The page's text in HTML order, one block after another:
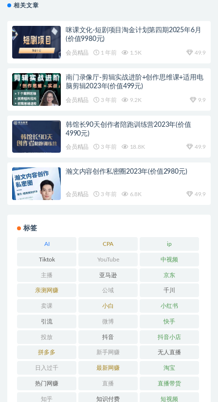
相关文章
咪课文化-短剧项目淘金计划第四期2025年6月
(价值9980元)
会员精品 1 年前 1.5K 49.9
南门录像厅-剪辑实战进阶+创作思维课+适用电
脑剪辑2023年(价值499元)
会员精品 3 年前 9.2K 9.9
韩馆长90天创作者陪跑训练营2023年(价值
4990元)
会员精品 3 年前 18.8K 49.9
瀚文内容创作私密圈2023年(价值2980元)
会员精品 3 年前 6.8K 49.9
标签
AI CPA ip
Tiktok YouTube 中视频
主播 亚马逊 京东
亲测网赚 公域 千川
卖课 小白 小红书
引流 微博 快手
投放 抖音 抖音小店
拼多多 新手网赚 无人直播
日入过千 最新网赚 淘宝
热门网赚 直播 直播带货
知乎 知识付费 短视频